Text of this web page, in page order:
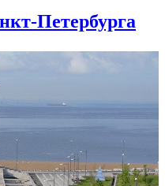
Петербурга